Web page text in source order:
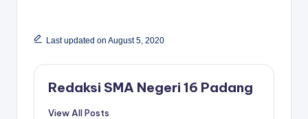
Last updated on August 5, 2020
Redaksi SMA Negeri 16 Padang
View All Posts